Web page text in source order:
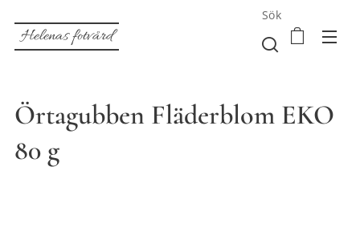
Helenas fotvård
Sök
Örtagubben Fläderblom EKO
80 g